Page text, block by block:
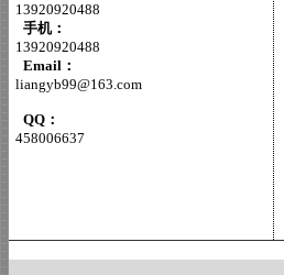
13920920488
手机：
13920920488
Email：
liangyb99@163.com
QQ：
458006637